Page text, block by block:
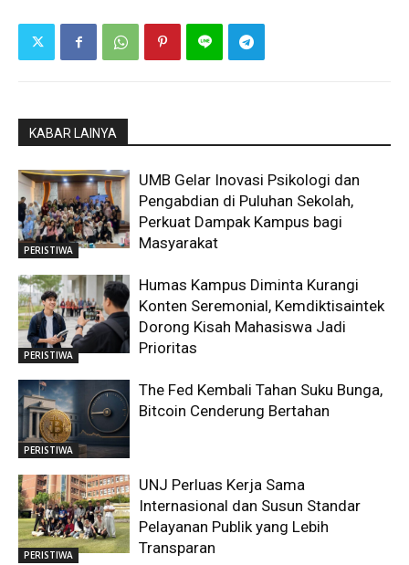
KABAR LAINYA
PERISTIWA
UMB Gelar Inovasi Psikologi dan
Pengabdian di Puluhan Sekolah,
Perkuat Dampak Kampus bagi
Masyarakat
PERISTIWA
Humas Kampus Diminta Kurangi
Konten Seremonial, Kemdiktisaintek
Dorong Kisah Mahasiswa Jadi
Prioritas
PERISTIWA
The Fed Kembali Tahan Suku Bunga,
Bitcoin Cenderung Bertahan
PERISTIWA
UNJ Perluas Kerja Sama
Internasional dan Susun Standar
Pelayanan Publik yang Lebih
Transparan